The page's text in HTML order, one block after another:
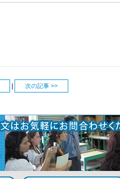
次の記事 >>